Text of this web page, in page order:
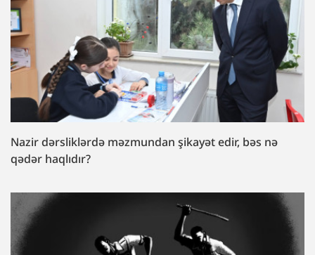
Nazir dərsliklərdə məzmundan şikayət edir, bəs nə
qədər haqlıdır?